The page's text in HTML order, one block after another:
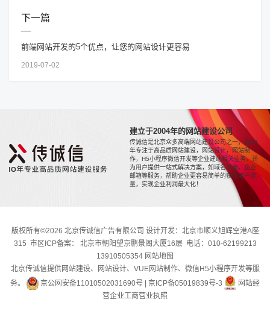
下一篇
前端网站开发的5个优点，让您的网站设计更容易
2019-07-02
建立于2004年的网站建设公司
传诚信是北京众多高端网站建设公司之一，近20
年专注于高品质网站建设，网站设计，网站制
作，H5小程序微信开发等企业建站相关业务，并
为用户提供一站式解决方案，如域名注册，企业
邮箱等服务，帮助企业更容易简单的获取用户流
量，实现企业利润最大化！
版权所有©2026 北京传诚信广告有限公司 设计开发：北京市顺义旭辉空港A座
315 市区ICP备案： 北京市朝阳望京鹏景阁大厦16层 电话：010-62199213
13910505354 网站地图
北京传诚信提供网站建设、网站设计、VUE网站制作、微信H5小程序开发等服
务。
京公网安备11010502031690号 京ICP备05019839号-3
网站经
营企业工商营业执照